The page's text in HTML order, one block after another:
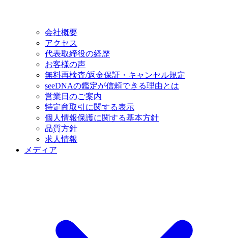
会社概要
アクセス
代表取締役の経歴
お客様の声
無料再検査/返金保証・キャンセル規定
seeDNAの鑑定が信頼できる理由とは
営業日のご案内
特定商取引に関する表示
個人情報保護に関する基本方針
品質方針
求人情報
メディア